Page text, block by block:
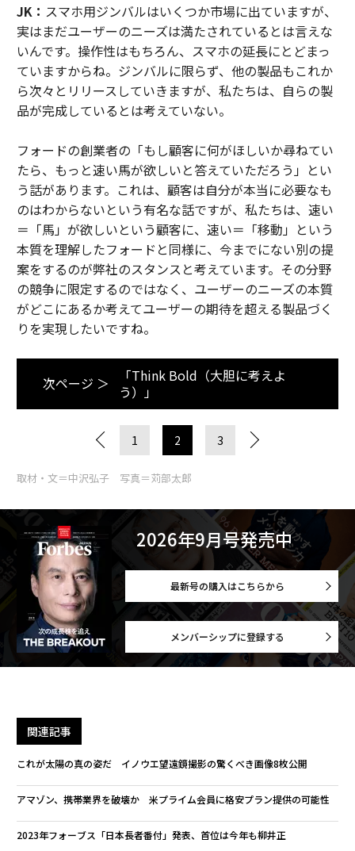
JK： スマホ用ジンバルはいくつか市場に出ていますが、
実はまだユーザーのニーズは満たされているとは言えな
いんです。操作性はもちろん、スマホの延長にとどまっ
ていますからね。ジンバルに限らず、他の製品もこれか
ら次々とリリースしていきますが、私たちは、自らの製
品が完成しているとは考えていない。
フォードの創業者の「もし顧客に何がほしいか尋ねてい
たら、もっと速い馬が欲しいと答えていただろう」とい
う話があります。これは、顧客は自分が本当に必要なも
のはわからないという有名な話ですが、私たちは、速い
＝「馬」が欲しいという顧客に、速い＝「移動」という
本質を理解したフォードと同様に、今までにない別の提
案をするのが弊社のスタンスと考えています。その分野
の競争に限定するのではなく、ユーザーのニーズの本質
がどこにあるか考えてユーザーの期待を超える製品づく
りを実現したいですね。
次ページ ＞
「Think Bold（大胆に考えよ
う）」
1 2 3
取材・文＝中沢弘子 写真＝苅部太郎
2026年9月号発売中
最新号の購入はこちらから
メンバーシップに登録する
関連記事
これが太陽の真の姿だ イノウエ望遠鏡撮影の驚くべき画像8枚公開
アマゾン、携帯業界を破壊か 米プライム会員に格安プラン提供の可能性
2023年フォーブス「日本長者番付」発表、首位は今年も柳井正